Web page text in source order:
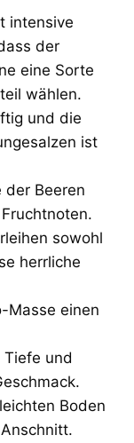
intensive
der
eine Sorte
wählen.
und die
ist
der Beeren
sowohl
herrliche
Masse einen
und
Boden